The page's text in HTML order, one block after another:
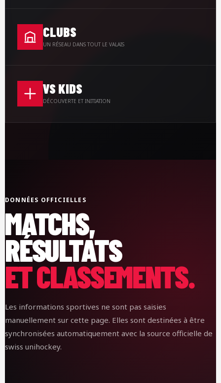
CLUBS
UN RÉSEAU DANS TOUT LE VALAIS
VS KIDS
DÉCOUVERTE ET INITIATION
DONNÉES OFFICIELLES
MATCHS,
RÉSULTATS
ET CLASSEMENTS.
Les informations sportives ne sont pas saisies
manuellement sur cette page. Elles sont destinées à être
synchronisées automatiquement avec la source officielle de
swiss unihockey.